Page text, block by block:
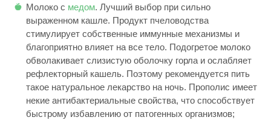
Молоко с медом. Лучший выбор при сильно
выраженном кашле. Продукт пчеловодства
стимулирует собственные иммунные механизмы и
благоприятно влияет на все тело. Подогретое молоко
обволакивает слизистую оболочку горла и ослабляет
рефлекторный кашель. Поэтому рекомендуется пить
такое натуральное лекарство на ночь. Прополис имеет
некие антибактериальные свойства, что способствует
быстрому избавлению от патогенных организмов;